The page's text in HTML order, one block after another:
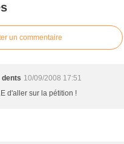
un commentaire
dents 10/09/2008 17:51
d'aller sur la pétition !